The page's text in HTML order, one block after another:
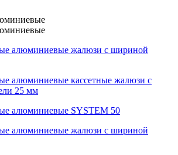
алюминиевые жалюзи с шириной
алюминиевые кассетные жалюзи с
25 мм
алюминиевые SYSTEM 50
алюминиевые жалюзи с шириной